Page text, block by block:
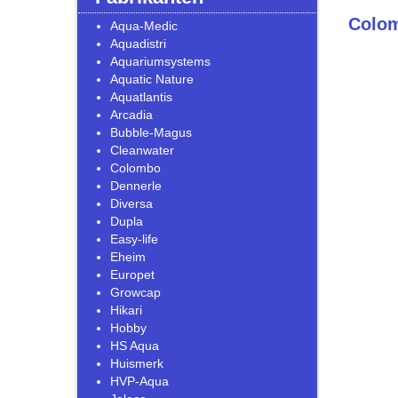
Aqua-Medic
Aquadistri
Aquariumsystems
Aquatic Nature
Aquatlantis
Arcadia
Bubble-Magus
Cleanwater
Colombo
Dennerle
Diversa
Dupla
Easy-life
Eheim
Europet
Growcap
Hikari
Hobby
HS Aqua
Huismerk
HVP-Aqua